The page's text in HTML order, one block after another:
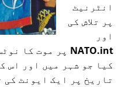
انٹرنیٹ
پر تلاش کی
اور
NATO.int پر موت کا
کیا جو شہر میں اور اس
تاریخ پر ایک ایونٹ